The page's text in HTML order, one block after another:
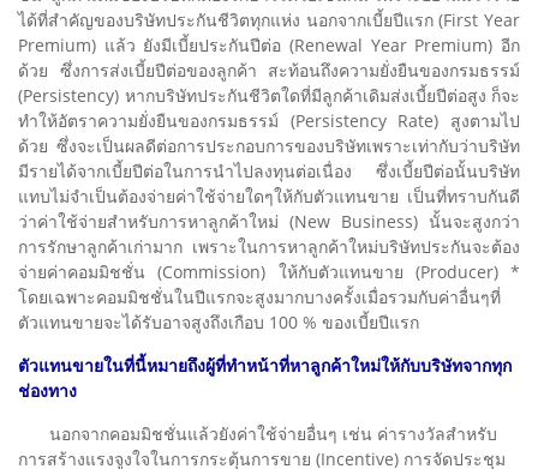
ได้ที่สำคัญของบริษัทประกันชีวิตทุกแห่ง นอกจากเบี้ยปีแรก (First Year
Premium) แล้ว ยังมีเบี้ยประกันปีต่อ (Renewal Year Premium) อีก
ด้วย ซึ่งการส่งเบี้ยปีต่อของลูกค้า สะท้อนถึงความยั่งยืนของกรมธรรม์
(Persistency) หากบริษัทประกันชีวิตใดที่มีลูกค้าเดิมส่งเบี้ยปีต่อสูง ก็จะ
ทำให้อัตราความยั่งยืนของกรมธรรม์ (Persistency Rate) สูงตามไป
ด้วย ซึ่งจะเป็นผลดีต่อการประกอบการของบริษัทเพราะเท่ากับว่าบริษัท
มีรายได้จากเบี้ยปีต่อในการนำไปลงทุนต่อเนื่อง ซึ่งเบี้ยปีต่อนั้นบริษัท
แทบไม่จำเป็นต้องจ่ายค่าใช้จ่ายใดๆให้กับตัวแทนขาย เป็นที่ทราบกันดี
ว่าค่าใช้จ่ายสำหรับการหาลูกค้าใหม่ (New Business) นั้นจะสูงกว่า
การรักษาลูกค้าเก่ามาก เพราะในการหาลูกค้าใหม่บริษัทประกันจะต้อง
จ่ายค่าคอมมิชชั่น (Commission) ให้กับตัวแทนขาย (Producer) *
โดยเฉพาะคอมมิชชั่นในปีแรกจะสูงมากบางครั้งเมื่อรวมกับค่าอื่นๆที่
ตัวแทนขายจะได้รับอาจสูงถึงเกือบ 100 % ของเบี้ยปีแรก
ตัวแทนขายในที่นี้หมายถึงผู้ที่ทำหน้าที่หาลูกค้าใหม่ให้กับบริษัทจากทุก
ช่องทาง
นอกจากคอมมิชชั่นแล้วยังค่าใช้จ่ายอื่นๆ เช่น ค่ารางวัลสำหรับ
การสร้างแรงจูงใจในการกระตุ้นการขาย (Incentive) การจัดประชุม